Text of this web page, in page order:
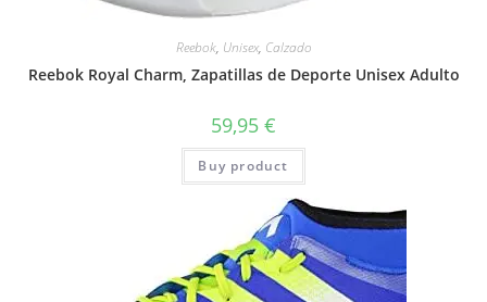
Reebok, Unisex, Calzado
Reebok Royal Charm, Zapatillas de Deporte Unisex Adulto
59,95 €
Buy product